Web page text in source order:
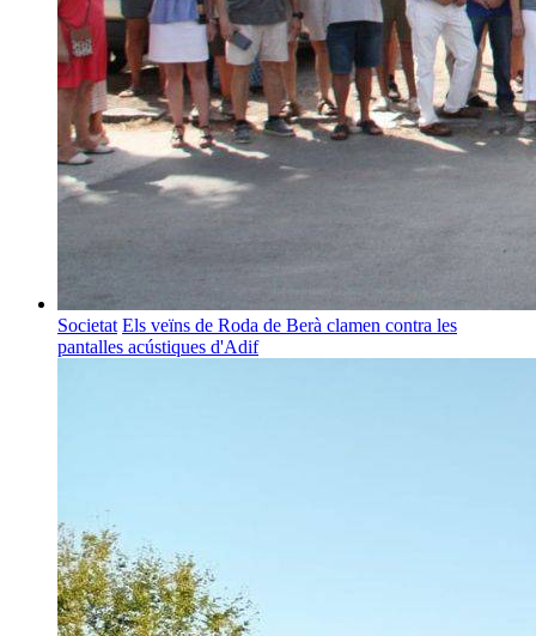
Societat Els veïns de Roda de Berà clamen contra les
pantalles acústiques d'Adif